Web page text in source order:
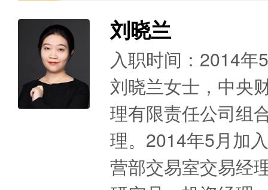
刘晓兰
入职时间：2014年
刘晓兰女士，中央
理有限责任公司组
理。2014年5月加
营部交易室交易经